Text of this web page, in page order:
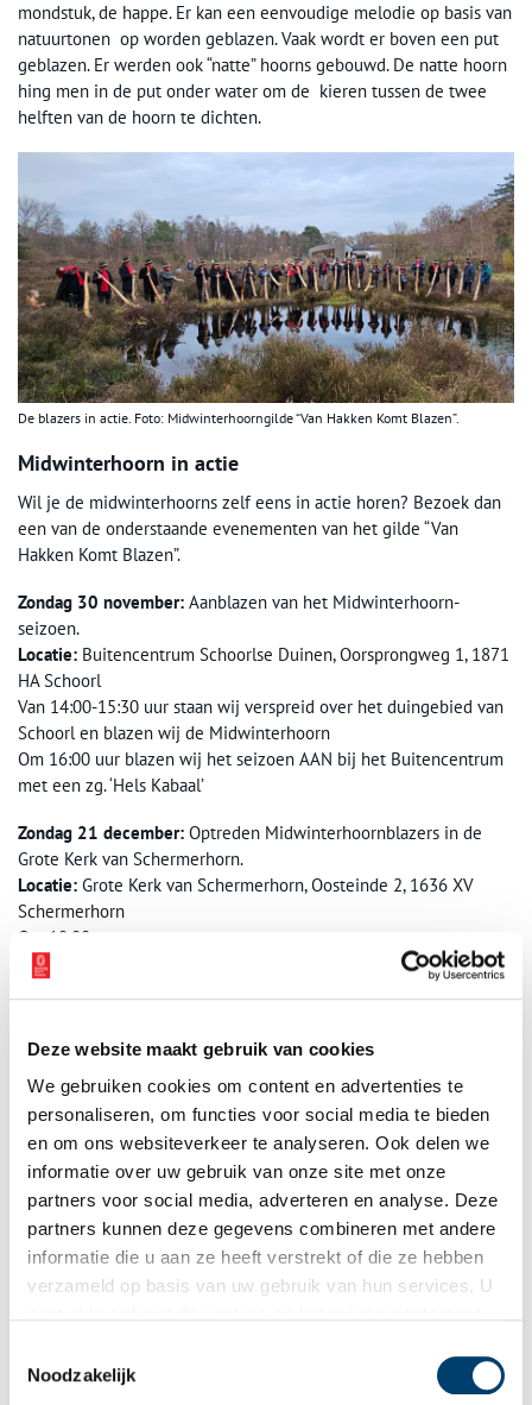
Deze website maakt gebruik van cookies
We gebruiken cookies om content en advertenties te
personaliseren, om functies voor social media te bieden
en om ons websiteverkeer te analyseren. Ook delen we
informatie over uw gebruik van onze site met onze
partners voor social media, adverteren en analyse. Deze
partners kunnen deze gegevens combineren met andere
informatie die u aan ze heeft verstrekt of die ze hebben
verzameld op basis van uw gebruik van hun services. U
Noodzakelijk
mondstuk, de happe. Er kan een eenvoudige melodie op basis van
natuurtonen op worden geblazen. Vaak wordt er boven een put
geblazen. Er werden ook “natte” hoorns gebouwd. De natte hoorn
hing men in de put onder water om de kieren tussen de twee
helften van de hoorn te dichten.
De blazers in actie. Foto: Midwinterhoorngilde “Van Hakken Komt Blazen”.
Midwinterhoorn in actie
Wil je de midwinterhoorns zelf eens in actie horen? Bezoek dan
een van de onderstaande evenementen van het gilde “Van
Hakken Komt Blazen”.
Zondag 30 november: Aanblazen van het Midwinterhoorn-
seizoen.
Locatie: Buitencentrum Schoorlse Duinen, Oorsprongweg 1, 1871
HA Schoorl
Van 14:00-15:30 uur staan wij verspreid over het duingebied van
Schoorl en blazen wij de Midwinterhoorn
Om 16:00 uur blazen wij het seizoen AAN bij het Buitencentrum
met een zg. ‘Hels Kabaal’
Zondag 21 december: Optreden Midwinterhoornblazers in de
Grote Kerk van Schermerhorn.
Locatie: Grote Kerk van Schermerhorn, Oosteinde 2, 1636 XV
Schermerhorn
Om 19:00 uur
Zondag 4 januari 2026:
Afblazen van het Midwinterhoorn-
HA Schoorl
Van 14:00-15:30 uur staan wij verspreid over het duingebied van
Schoorl en blazen wij de Midwinterhoorn
Om 16:00 uur blazen wij het seizoen AF bij het Buitencentrum
met een zg. “Hels Kabaal’
Bron: Midwinterhoorngilde “Van Hakken Komt Blazen”
Publicatiedatum: 23/11/2025